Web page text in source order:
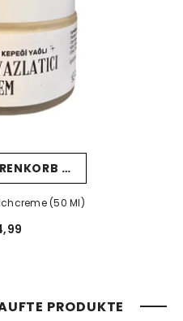
LEGEN
(50 Ml)
PRODUKTE